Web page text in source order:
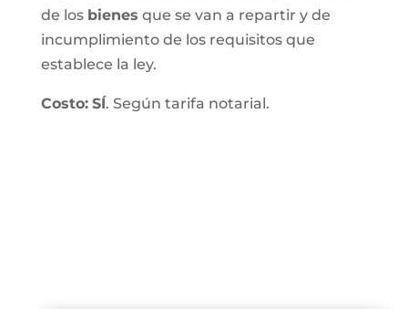
de los bienes que se van a repartir y de
incumplimiento de los requisitos que
establece la ley.
Costo: SÍ. Según tarifa notarial.